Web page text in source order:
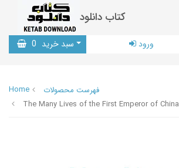
کتاب دانلود
سبد خرید 0 ورود
Home
فهرست محصولات
The Many Lives of the First Emperor of China